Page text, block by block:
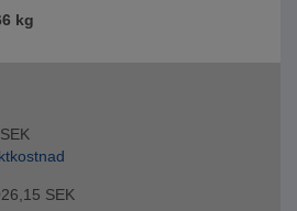
kg
SEK
SEK